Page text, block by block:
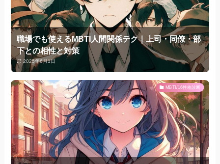
職場でも使えるMBTI人間関係テク｜上司・同僚・部
下との相性と対策
2025年6月1日
MBTI/16性格診断